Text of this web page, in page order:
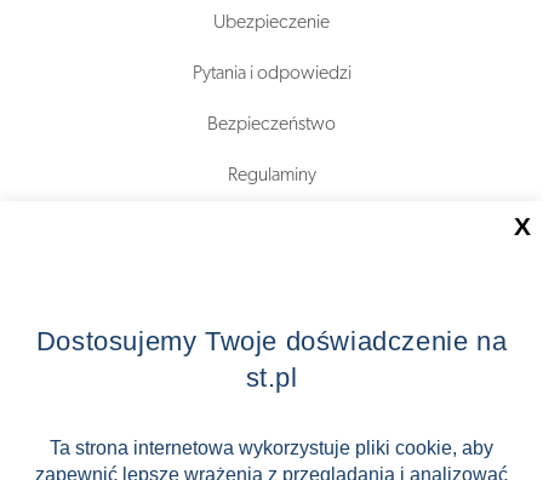
Ubezpieczenie
Pytania i odpowiedzi
Bezpieczeństwo
Regulaminy
Zostań Pilotem wycieczek!
Kontakt
Zniżki
Dostosujemy Twoje doświadczenie na
st.pl
Ta strona internetowa wykorzystuje pliki cookie, aby
zapewnić lepsze wrażenia z przeglądania i analizować
X